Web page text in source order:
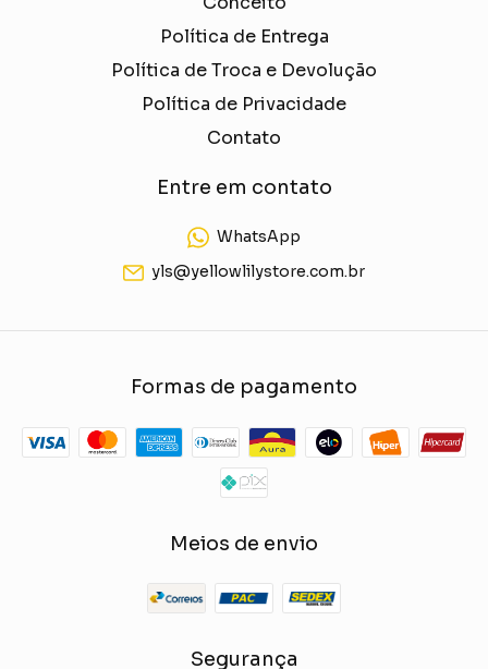
Política de Entrega
Política de Troca e Devolução
Política de Privacidade
Contato
Entre em contato
WhatsApp
yls@yellowlilystore.com.br
Formas de pagamento
Meios de envio
Segurança